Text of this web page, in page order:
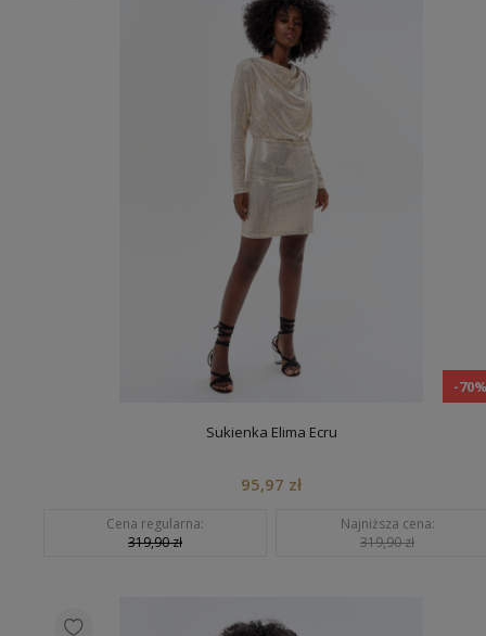
-
Sukienka Elima Ecru
95,97 zł
Cena regularna:
319,90 zł
Najniższa cena:
319,90 zł